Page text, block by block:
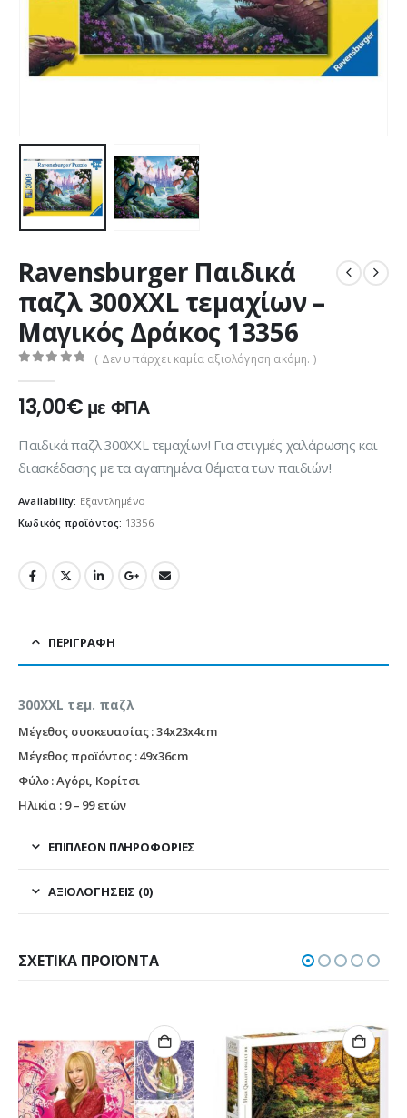
Ravensburger Παιδικά
παζλ 300XXL τεμαχίων –
Μαγικός Δράκος 13356
( Δεν υπάρχει καμία αξιολόγηση ακόμη. )
13,00€ με ΦΠΑ
Παιδικά παζλ 300XXL τεμαχίων! Για στιγμές χαλάρωσης και
διασκέδασης με τα αγαπημένα θέματα των παιδιών!
Availability: Εξαντλημένο
Κωδικός προϊόντος: 13356
ΠΕΡΙΓΡΑΦΉ
300XXL τεμ. παζλ
Μέγεθος συσκευασίας : 34x23x4cm
Μέγεθος προϊόντος : 49x36cm
Φύλο : Αγόρι, Κορίτσι
Ηλικία : 9 – 99 ετών
ΕΠΙΠΛΈΟΝ ΠΛΗΡΟΦΟΡΊΕΣ
ΑΞΙΟΛΟΓΉΣΕΙΣ (0)
ΣΧΕΤΙΚΆ ΠΡΟΪΌΝΤΑ